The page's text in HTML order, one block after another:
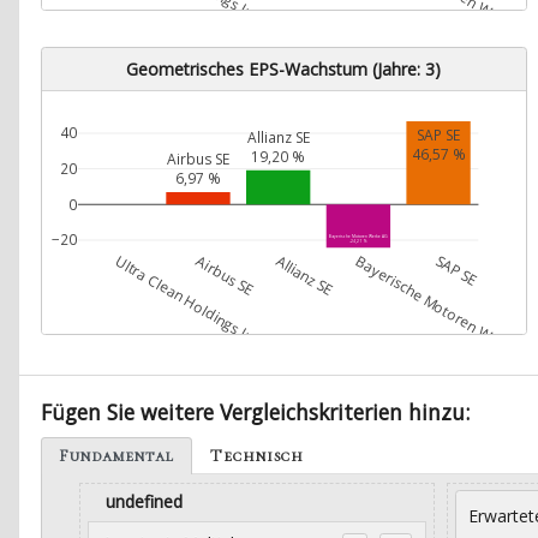
Geometrisches EPS-Wachstum (Jahre: 3)
Airbus SE
6,97 %
Allianz SE
19,20 %
Bayerische Motoren Werke AG
-24,21 %
SAP SE
46,57 %
Ultra Clean Holdings Inc.
Airbus SE Allianz SE Bayerische Motoren Werke AG
SAP SE
−20
0
20
40
Fügen Sie weitere Vergleichskriterien hinzu:
Fundamental Technisch
undefined